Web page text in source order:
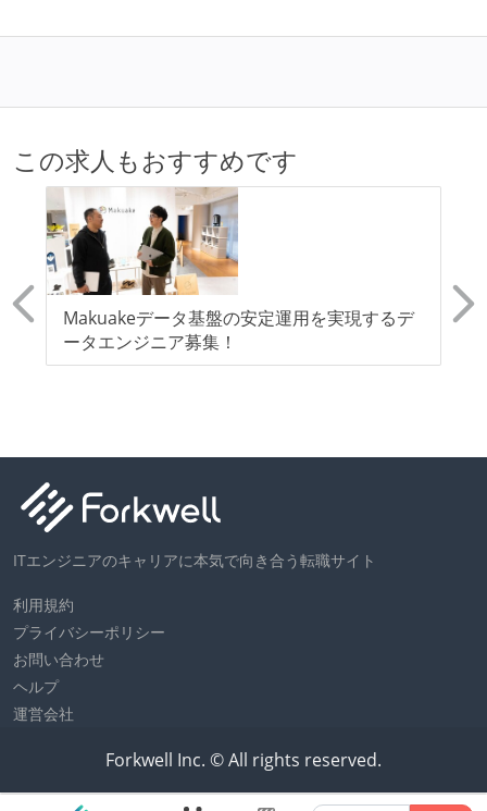
この求人もおすすめです
Makuakeデータ基盤の安定運用を実現するデ
ータエンジニア募集！
ITエンジニアのキャリアに本気で向き合う転職サイト
利用規約
プライバシーポリシー
お問い合わせ
ヘルプ
運営会社
Forkwell Inc. © All rights reserved.